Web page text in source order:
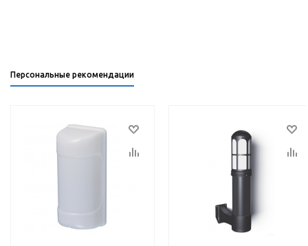
Персональные рекомендации